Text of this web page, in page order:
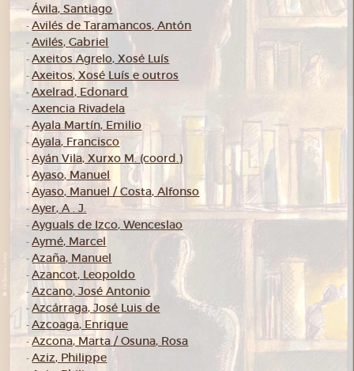
-Ávila, Santiago
-Avilés de Taramancos, Antón
-Avilés, Gabriel
-Axeitos Agrelo, Xosé Luís
-Axeitos, Xosé Luís e outros
-Axelrad, Edonard
-Axencia Rivadela
-Ayala Martín, Emilio
-Ayala, Francisco
-Ayán Vila, Xurxo M. (coord.)
-Ayaso, Manuel
-Ayaso, Manuel / Costa, Alfonso
-Ayer, A . J.
-Ayguals de Izco, Wenceslao
-Aymé, Marcel
-Azaña, Manuel
-Azancot, Leopoldo
-Azcano, José Antonio
-Azcárraga, José Luis de
-Azcoaga, Enrique
-Azcona, Marta / Osuna, Rosa
-Aziz, Philippe